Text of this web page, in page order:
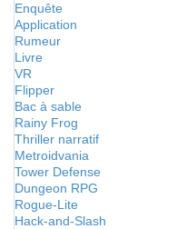
Enquête
Application
Rumeur
Livre
VR
Flipper
Bac à sable
Rainy Frog
Thriller narratif
Metroidvania
Tower Defense
Dungeon RPG
Rogue-Lite
Hack-and-Slash